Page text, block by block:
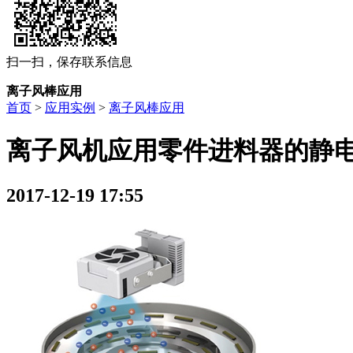
扫一扫，保存联系信息
离子风棒应用
首页 > 应用实例 > 离子风棒应用
离子风机应用零件进料器的静
2017-12-19 17:55